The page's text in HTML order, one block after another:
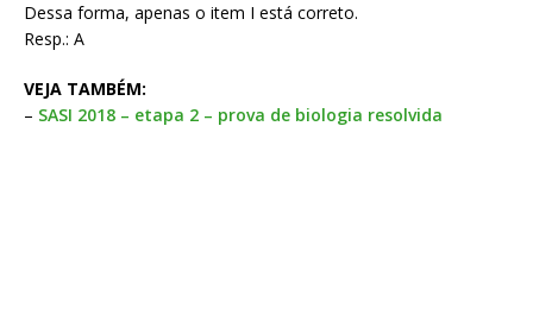
Dessa forma, apenas o item I está correto.
Resp.: A
VEJA TAMBÉM:
– SASI 2018 – etapa 2 – prova de biologia resolvida